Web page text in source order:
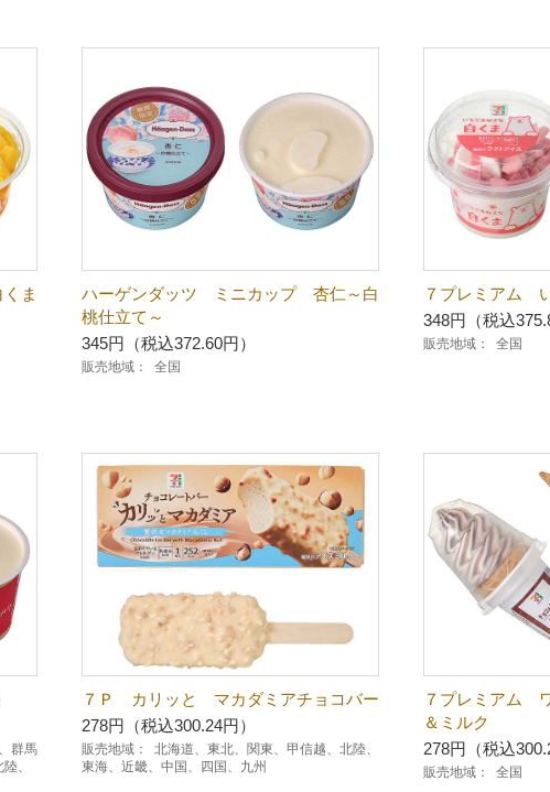
ま
ハーゲンダッツ ミニカップ 杏仁～白
桃仕立て～
345円（税込372.60円）
販売地域： 全国
７プレミアム
348円（税込
販売地域： 全国
群馬
、
７Ｐ カリッと マカダミアチョコバー
278円（税込300.24円）
販売地域：
北海道、東北、関東、甲信越、北陸、
東海、近畿、中国、四国、九州
７プレミアム
＆ミルク
278円（税込
販売地域： 全国